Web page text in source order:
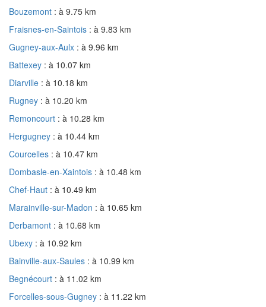
Bouzemont : à 9.75 km
Fraisnes-en-Saintois : à 9.83 km
Gugney-aux-Aulx : à 9.96 km
Battexey : à 10.07 km
Diarville : à 10.18 km
Rugney : à 10.20 km
Remoncourt : à 10.28 km
Hergugney : à 10.44 km
Courcelles : à 10.47 km
Dombasle-en-Xaintois : à 10.48 km
Chef-Haut : à 10.49 km
Marainville-sur-Madon : à 10.65 km
Derbamont : à 10.68 km
Ubexy : à 10.92 km
Bainville-aux-Saules : à 10.99 km
Begnécourt : à 11.02 km
Forcelles-sous-Gugney : à 11.22 km